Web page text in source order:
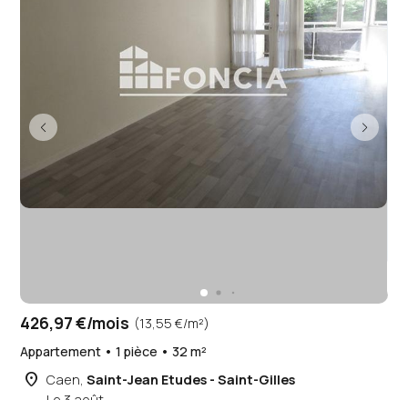
426,97 €/mois (13,55 €/m²)
Appartement • 1 pièce • 32 m²
place Caen,Saint-Jean Etudes - Saint-Gilles